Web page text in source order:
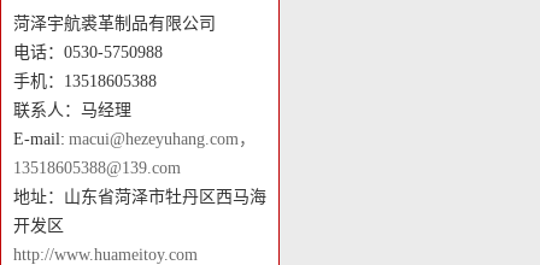
菏泽宇航裘革制品有限公司
电话：0530-5750988
手机：13518605388
联系人：马经理
E-mail: macui@hezeyuhang.com，
13518605388@139.com
地址：山东省菏泽市牡丹区西马海
开发区
http://www.huameitoy.com